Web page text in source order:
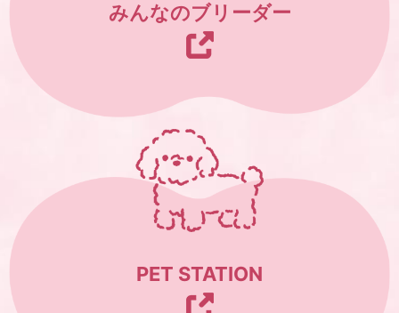
みんなのブリーダー
PET STATION